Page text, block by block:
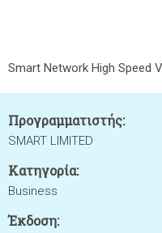
Smart Network High Speed
Προγραμματιστής:
SMART LIMITED
Κατηγορία:
Business
Έκδοση: